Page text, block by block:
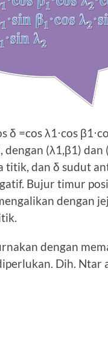
=cos λ1⋅cos
dengan (λ1,β1)
titik, dan δ sudut
Bujur timur
dengan
dengan
Dih. Ntar